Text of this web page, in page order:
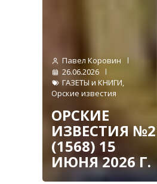
Павел Коровин
26.06.2026
ГАЗЕТЫ и КНИГИ,
Орские известия
ОРСКИЕ
ИЗВЕСТИЯ №2
(1568) 15
ИЮНЯ 2026 Г.